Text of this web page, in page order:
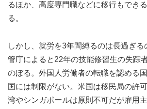
るほか、高度専門職などに移行もでき
る。
しかし、就労を3年間縛るのは長過ぎる
管庁によると22年の技能修習生の失踪
のぼる。外国人労働者の転職を認める
国には制限がない。米国は移民局の許
湾やシンガポールは原則不可だが雇用